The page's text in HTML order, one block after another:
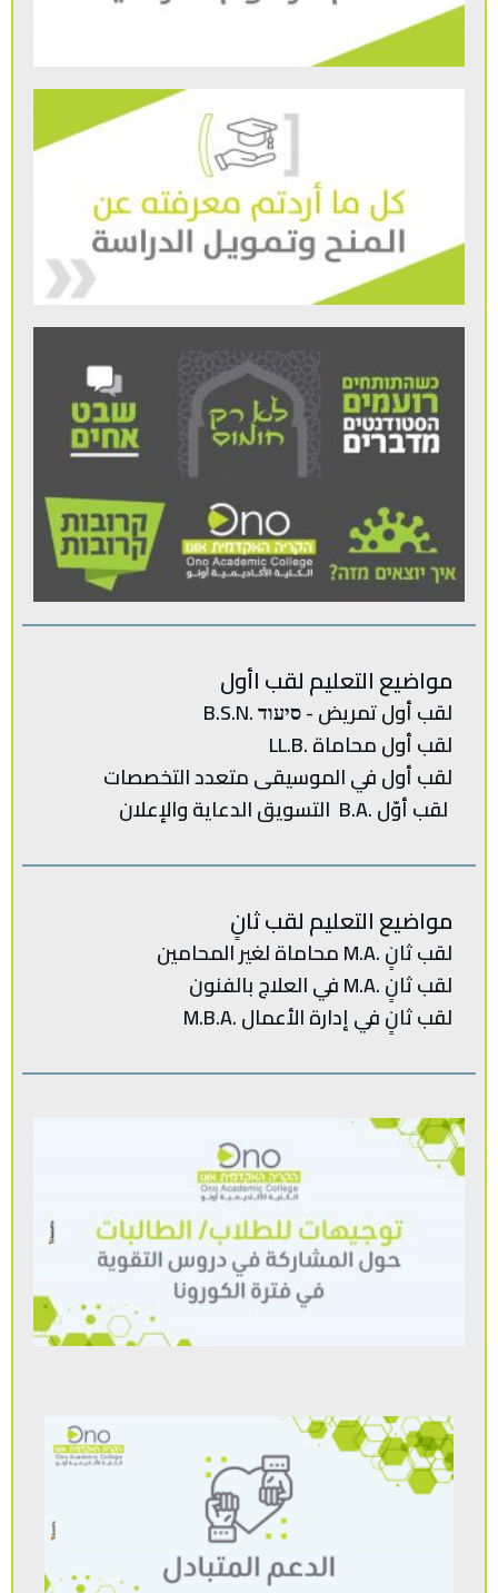
مواضيع التعليم لقب اأول
لقب أول تمريض - סיעוד .B.S.N
لقب أول محاماة .LL.B
لقب‭ ‬أول في‭ ‬الموسيقى‭ ‬متعدد‭ ‬
التخصصات‭
لقب‭ ‬أوّل .‭ ‬B.Aالتسويق‭ ‬الدعاية‭ ‬والإعلان
مواضيع التعليم لقب ثانٍ
لقب‭ ‬ثانٍ .‭ ‬M.Aمحاماة‭ ‬لغير‭ ‬المحامين
لقب ثانٍ .M.A في العلاج بالفنون
لقب‭ ‬ثانٍ‭ ‬في‭ ‬إدارة‭ ‬الأعمال .‭ M.B.A